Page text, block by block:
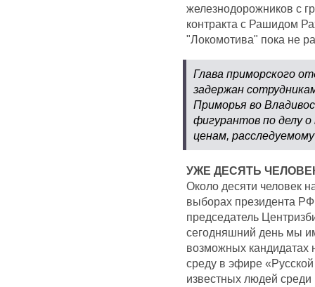
железнодорожников с
контракта с Рашидом
"Локомотива" пока не
Глава приморского
задержан
Приморья во
фигурантов по делу
ценам,
УЖЕ ДЕСЯТЬ
Около десяти человек
выборах президента
председатель
сегодняшний день мы
возможных кандидатах
среду в эфире
известных людей среди